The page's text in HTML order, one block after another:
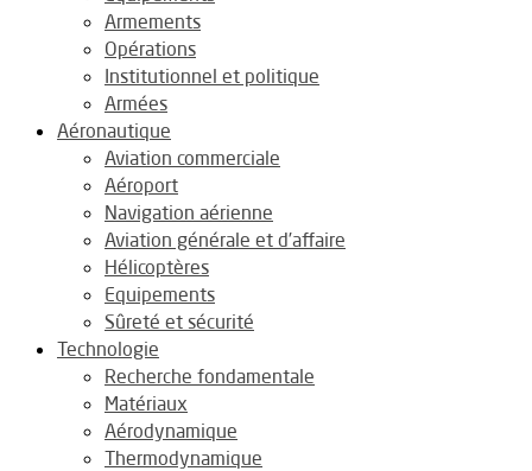
Armements
Opérations
Institutionnel et politique
Armées
Aéronautique
Aviation commerciale
Aéroport
Navigation aérienne
Aviation générale et d’affaire
Hélicoptères
Equipements
Sûreté et sécurité
Technologie
Recherche fondamentale
Matériaux
Aérodynamique
Thermodynamique